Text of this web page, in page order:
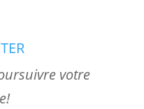
votre